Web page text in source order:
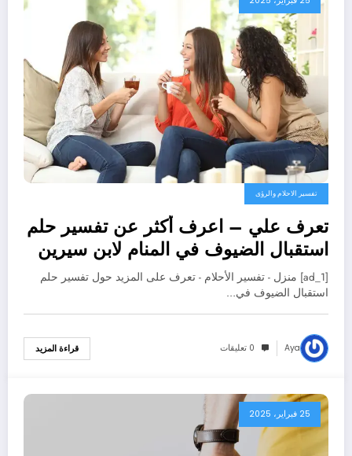
تفسير الاحلام والرؤى
تعرف علي – اعرف أكثر عن تفسير حلم
استقبال الضيوف في المنام لابن سيرين
– بالتفصيل
[ad_1] منزل - تفسير الأحلام - تعرف على المزيد حول تفسير حلم
استقبال الضيوف في…
Aya 0 تعليقات قراءة المزيد
25 فبراير، 2025